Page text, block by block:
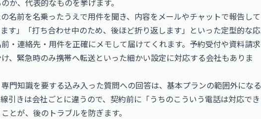
か、代表的なものを挙げます。
名前を名乗ったうえで用件を聞き、内容をメールやチャットで報告して
す」「打ち合わせ中のため、後ほど折り返します」といった定型的な応
・連絡先・用件を正確にメモして届けてくれます。予約受付や資料請求
、緊急時のみ携帯へ転送といった細かい設定に対応する会社もありま
門知識を要する込み入った質問への回答は、基本プランの範囲外になる
引きは会社ごとに違うので、契約前に「うちのこういう電話は対応でき
とが、後のトラブルを防ぎます。